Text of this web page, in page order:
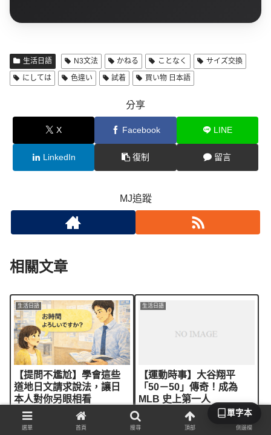
生活日語 N3文法 かねる ことなく
サイズ交換
にしては
色違い 試着 買い物 日本語
分享
X Facebook LINE
LinkedIn 復制 留言
MJ追蹤
相關文章
生活日語
【提問不尷尬】學會這些
道地日文請求說法，讓日
本人對你另眼相看
生活日語
【運動時事】大谷翔平
「50－50」傳奇！成為
MLB 史上第一人
2025.09.18
選單 首頁 搜尋 頂部 側邊欄
單字本